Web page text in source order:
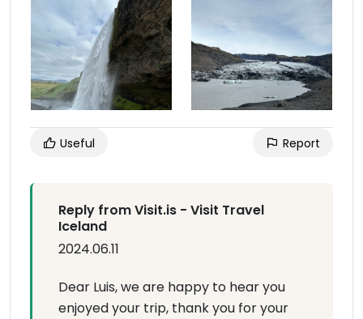
Useful Report
Reply from Visit.is - Visit Travel
Iceland
2024.06.11
Dear Luis, we are happy to hear you
enjoyed your trip, thank you for your